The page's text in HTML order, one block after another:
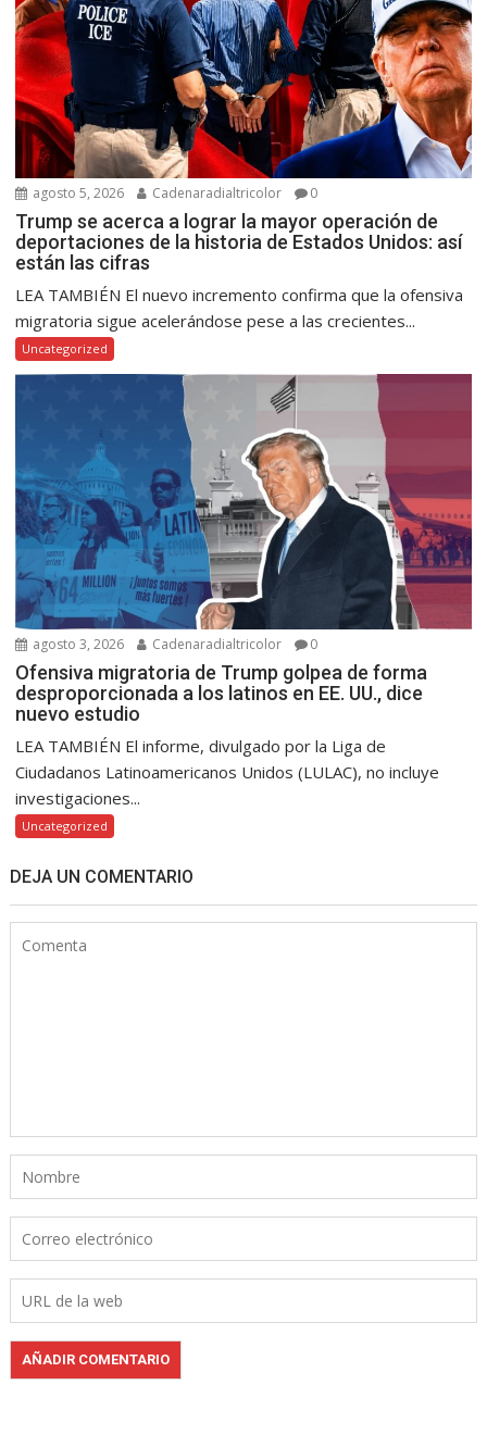
agosto 5, 2026 Cadenaradialtricolor 0
Trump se acerca a lograr la mayor operación de
deportaciones de la historia de Estados Unidos: así
están las cifras
LEA TAMBIÉN El nuevo incremento confirma que la ofensiva
migratoria sigue acelerándose pese a las crecientes...
Uncategorized
agosto 3, 2026 Cadenaradialtricolor 0
Ofensiva migratoria de Trump golpea de forma
desproporcionada a los latinos en EE. UU., dice
nuevo estudio
LEA TAMBIÉN El informe, divulgado por la Liga de
Ciudadanos Latinoamericanos Unidos (LULAC), no incluye
investigaciones...
Uncategorized
DEJA UN COMENTARIO